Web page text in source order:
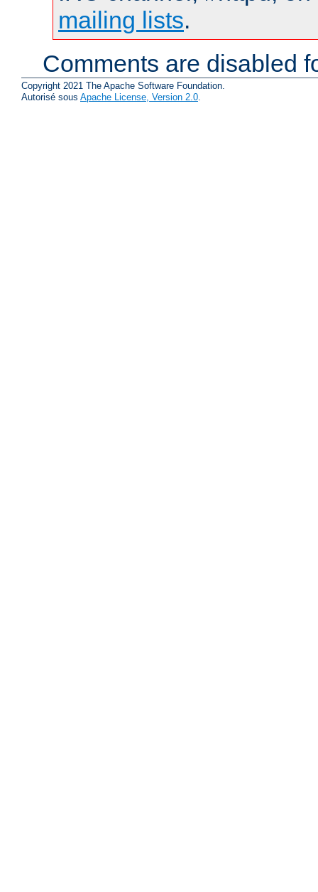
mailing lists.
Comments are disabled
Copyright 2021 The Apache Software Foundation.
Autorisé sous Apache License, Version 2.0.